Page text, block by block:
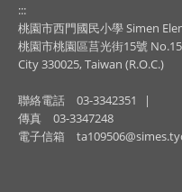
:::
桃園市西門國民小學 Simen
桃園市桃園區莒光街15號
City 330025, Taiwan (R.O.C.)
聯絡電話 03-3342351
|
傳真
03-3347248
電子信箱